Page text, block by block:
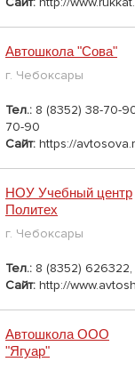
Автошкола "Сова"
г. Чебоксары
Тел.: 8 (8352) 38-70-
70-90
Сайт: https://
НОУ Учебный центр
Политех
г. Чебоксары
Тел.: 8 (8352)
Сайт: http://
Автошкола ООО
"Ягуар"